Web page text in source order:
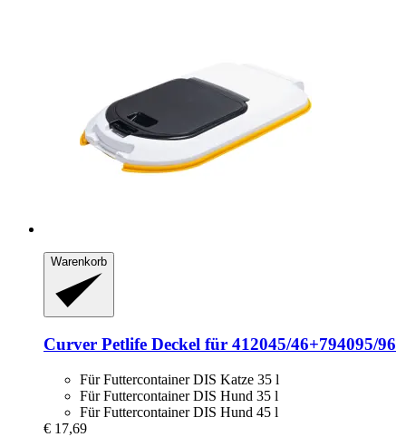
Warenkorb
Curver Petlife Deckel für 412045/46+794095/96
Für Futtercontainer DIS Katze 35 l
Für Futtercontainer DIS Hund 35 l
Für Futtercontainer DIS Hund 45 l
€ 17,69